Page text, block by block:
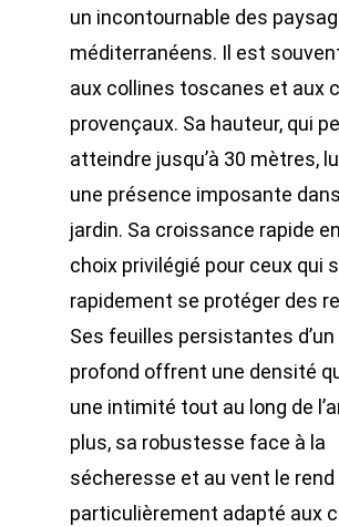
un incontournable des
méditerranéens. Il est
aux collines toscanes et aux
provençaux. Sa hauteur, qui
atteindre jusqu’à 30 mètres,
une présence imposante
jardin. Sa croissance rapide
choix privilégié pour ceux qui
rapidement se protéger des
Ses feuilles persistantes
profond offrent une densité
une intimité tout au long de
plus, sa robustesse face à la
sécheresse et au vent le rend
particulièrement adapté aux